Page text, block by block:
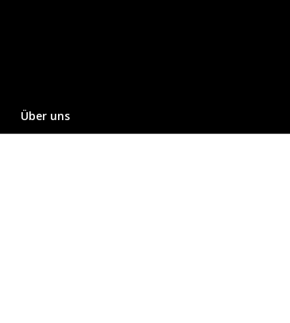
Über uns